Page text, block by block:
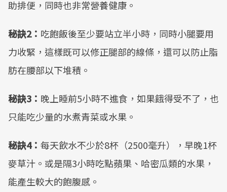
助排便，同時也非常營養健康。
秘訣2： 吃飽飯後至少要站立半小時，同時小腿要用
力收緊，這樣既可以修正腿部的線條，還可以防止脂
肪在腰部以下堆積。
秘訣3： 晚上睡前5小時不進食，如果餓得受不了，也
只能吃少量的水煮青菜或水果。
秘訣4： 每天飲水不少於8杯（2500毫升），早晚1杯
麥草汁。或是隔3小時吃點蘋果、哈密瓜類的水果，
能產生較大的飽腹感。